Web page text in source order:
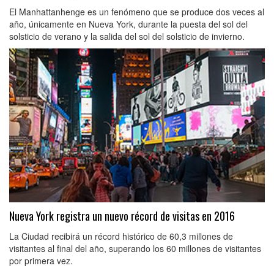
El Manhattanhenge es un fenómeno que se produce dos veces al
año, únicamente en Nueva York, durante la puesta del sol del
solsticio de verano y la salida del sol del solsticio de invierno.
Nueva York registra un nuevo récord de visitas en 2016
La Ciudad recibirá un récord histórico de 60,3 millones de
visitantes al final del año, superando los 60 millones de visitantes
por primera vez.